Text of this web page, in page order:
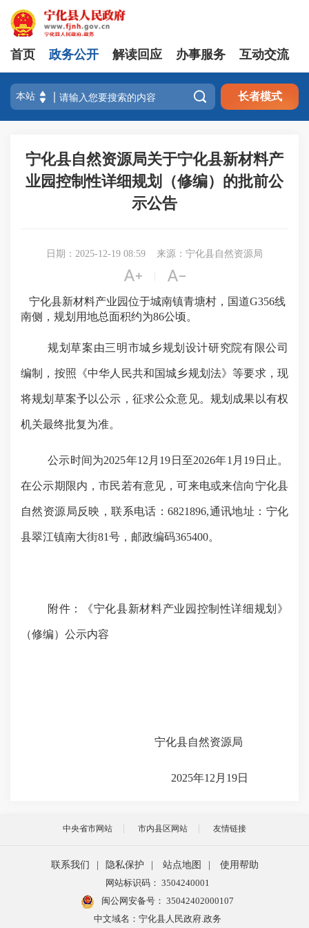
首页 政务公开 解读回应 办事服务 互动交流
 长者模式
宁化县自然资源局关于宁化县新材料产
业园控制性详细规划（修编）的批前公
示公告
日期：2025-12-19 08:59 来源：宁化县自然资源局
 
宁化县新材料产业园位于城南镇青塘村 ， 国道G356线
南侧 ，规划用地总面积约为86公顷。
规划草案由三明市城乡规划设计研究院有限公司
编制，按照《中华人民共和国城乡规划法》等要求，现
将规划草案予以公示，征求公众意见。规划成果以有权
机关最终批复为准。
公示时间为2025年12 月 19 日至2026年1月 19 日止。
在公示期限内，市民若有意见 ，可来电或来信向宁化县
自然资源局反映，联系电话：6821896,通讯地址：宁化
县翠江镇南大街81号，邮政编码365400。
附件：《宁化县新材料产业园 控制性详细规划》
（修编） 公示内容
宁化县自然资源局
2025年12 月 19日
中央省市网站 市内县区网站 友情链接
联系我们 隐私保护 站点地图
使用帮助
网站标识码： 3504240001
闽公网安备号： 35042402000107
中文域名：宁化县人民政府.政务